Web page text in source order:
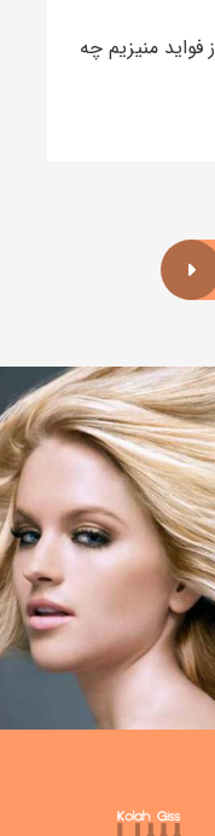
منیزیم چه